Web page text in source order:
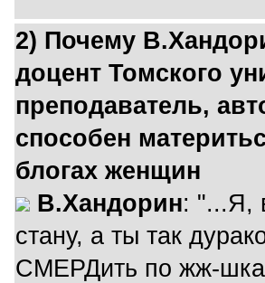
2) Почему
доцент Томского
преподаватель,
способен
блогах женщин
В.Хандорин: "...Я,
стану, а ты так
СМЕРДить по жж-